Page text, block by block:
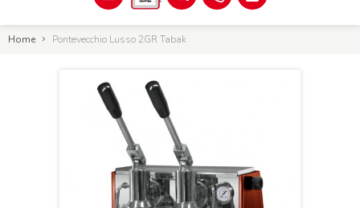
Home Pontevecchio Lusso 2GR Tabak